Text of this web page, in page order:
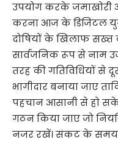
उपयोग करके जमाखोरी
करना आज के डिजिटल
दोषियों के खिलाफ सख्त
सार्वजनिक रूप से नाम
तरह की गतिविधियों से
भागीदार बनाया जाए
पहचान आसानी से हो
गठन किया जाए जो
नजर रखें। संकट के समय